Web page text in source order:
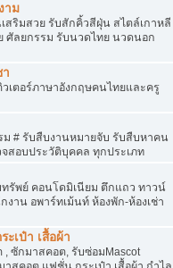
าม
ริมสวย รับสักคิ้วสีฝุ่น สไตล์เกาหลี
ศัลยกรรม รับนวดไทย นวดนอก
เตอร์ภาษาอังกฤษคนไทยและครู
ม # รับสืบงานหมายจับ รับสืบหาคน
สอบประวัติบุคคล ทุกประเภท
รัพย์ คอนโดมิเนียม ตึกแถว ทาวน์
าน อพาร์ทเม้นท์ ห้องพัก-ห้องเช่า
เป๋า เสื้อผ้า
, ซักมาสคอต, รับซ่อมMascot